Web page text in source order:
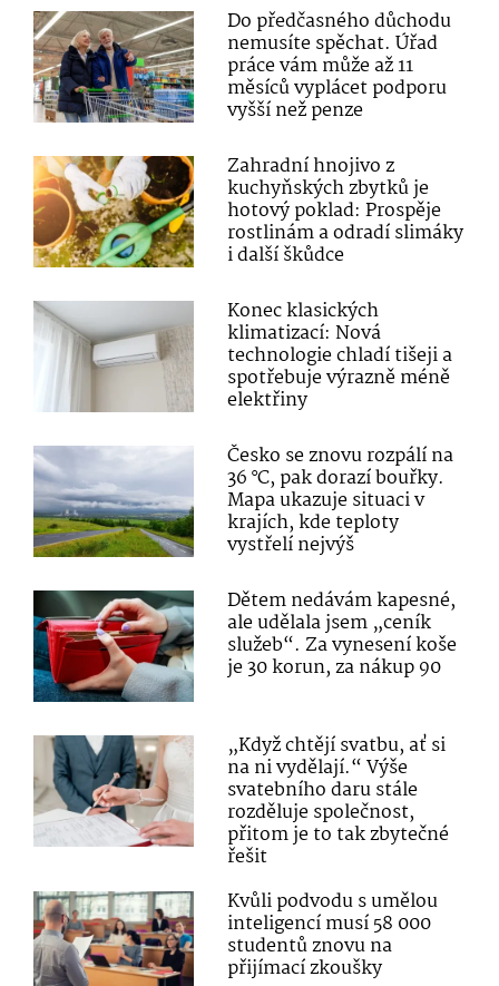
Do předčasného důchodu
nemusíte spěchat. Úřad
práce vám může až 11
měsíců vyplácet podporu
vyšší než penze
Zahradní hnojivo z
kuchyňských zbytků je
hotový poklad: Prospěje
rostlinám a odradí slimáky
i další škůdce
Konec klasických
klimatizací: Nová
technologie chladí tišeji a
spotřebuje výrazně méně
elektřiny
Česko se znovu rozpálí na
36 °C, pak dorazí bouřky.
Mapa ukazuje situaci v
krajích, kde teploty
vystřelí nejvýš
Dětem nedávám kapesné,
ale udělala jsem „ceník
služeb“. Za vynesení koše
je 30 korun, za nákup 90
„Když chtějí svatbu, ať si
na ni vydělají.“ Výše
svatebního daru stále
rozděluje společnost,
přitom je to tak zbytečné
řešit
Kvůli podvodu s umělou
inteligencí musí 58 000
studentů znovu na
přijímací zkoušky